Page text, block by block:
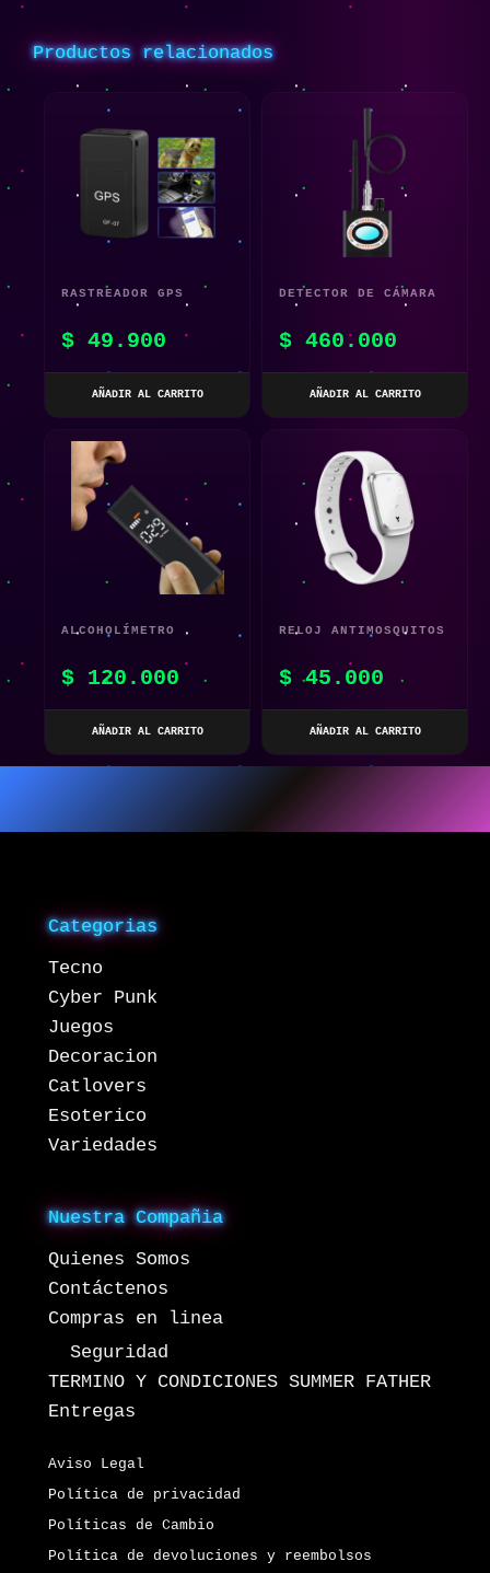
Productos relacionados
RASTREADOR GPS
COCHE O MASCOTA:
PRECISO
$ 49.900
AÑADIR AL CARRITO
DETECTOR DE CÁMARA
PROTECCIÓN GPS Y
$ 460.000
AÑADIR AL CARRITO
ALCOHOLÍMETRO
DIGITAL RECARGABLE
MRUISHANGPIN CON
$ 120.000
AÑADIR AL CARRITO
RELOJ ANTIMOSQUITOS
CON ULTRASONIDO
PARA NIÑOS Y
$ 45.000
AÑADIR AL CARRITO
Categorias
Tecno
Cyber Punk
Juegos
Decoracion
Catlovers
Esoterico
Variedades
Nuestra Compañia
Quienes Somos
Contáctenos
Compras en linea
Seguridad
TERMINO Y CONDICIONES SUMMER FATHER
Entregas
Aviso Legal
Política de privacidad
Políticas de Cambio
Política de devoluciones y reembolsos